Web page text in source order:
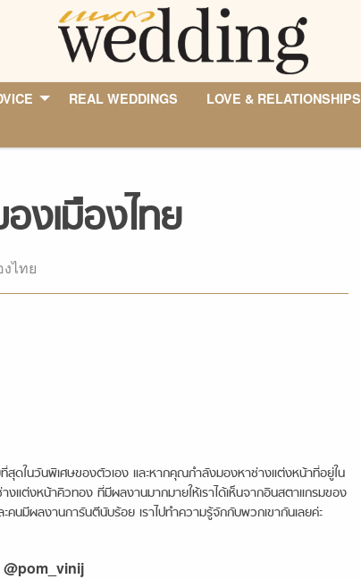
REAL WEDDINGS LOVE & RELATIONSHIPS
งเมืองไทย
ไทย
วันพิเศษของตัวเอง และหากคุณกำลังมองหาช่างแต่งหน้าที่อยู่ใน
แต่งหน้าคิวทอง ที่มีผลงานมากมายให้เราได้เห็นจากอินสตาแกรมของ
คนมีผลงานการันตีนับร้อย เราไปทำความรู้จักกับพวกเขากันเลยค่ะ
@pom_vinij